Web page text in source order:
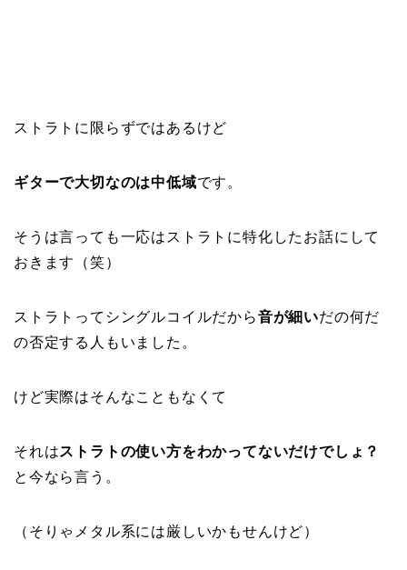
ストラトに限らずではあるけど
ギターで大切なのは中低域です。
そうは言っても一応はストラトに特化したお話にして
おきます（笑）
ストラトってシングルコイルだから音が細いだの何だ
の否定する人もいました。
けど実際はそんなこともなくて
それはストラトの使い方をわかってないだけでしょ？
と今なら言う。
（そりゃメタル系には厳しいかもせんけど）